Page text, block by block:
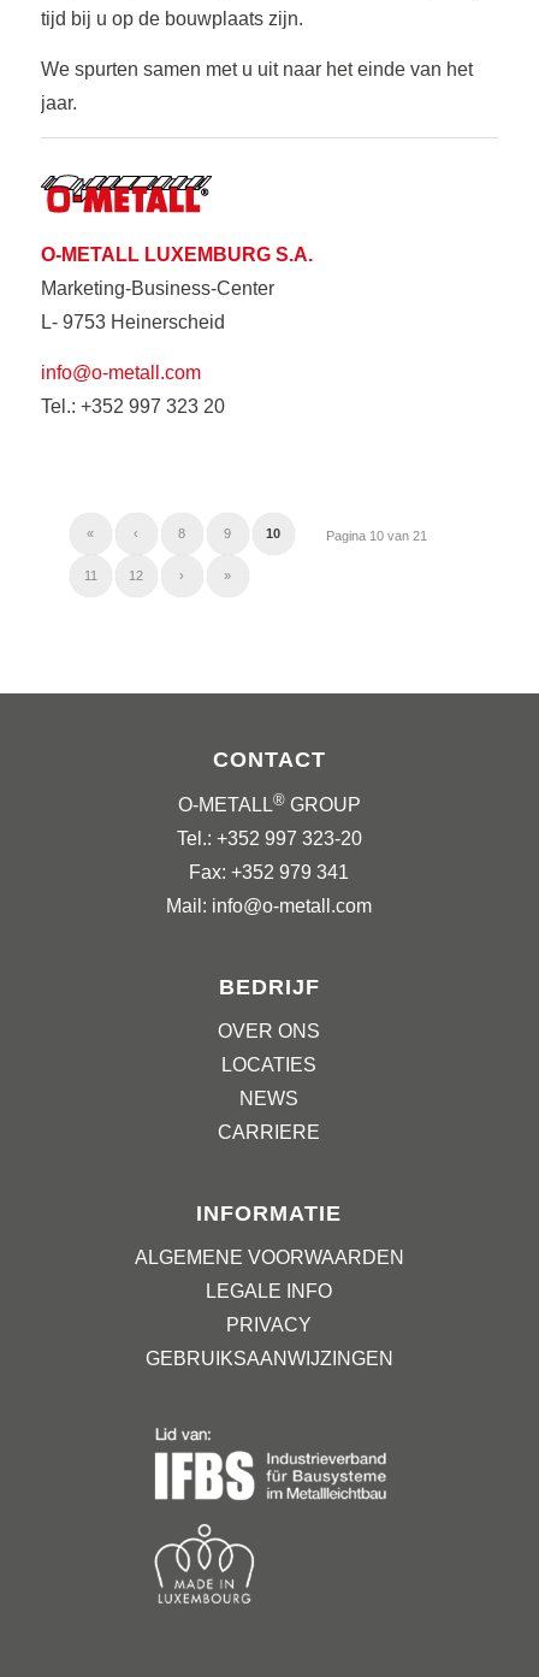
tijd bij u op de bouwplaats zijn.
We spurten samen met u uit naar het einde van het
jaar.
O-METALL LUXEMBURG S.A.
Marketing-Business-Center
L- 9753 Heinerscheid
info@o-metall.com
Tel.: +352 997 323 20
Pagina 10 van 21
« ‹ 8 9 10
11 12 › »
CONTACT
O-METALL®GROUP
Tel.: +352 997 323-20
Fax: +352 979 341
Mail: info@o-metall.com
BEDRIJF
OVER ONS
LOCATIES
NEWS
CARRIERE
INFORMATIE
ALGEMENE VOORWAARDEN
LEGALE INFO
PRIVACY
GEBRUIKSAANWIJZINGEN